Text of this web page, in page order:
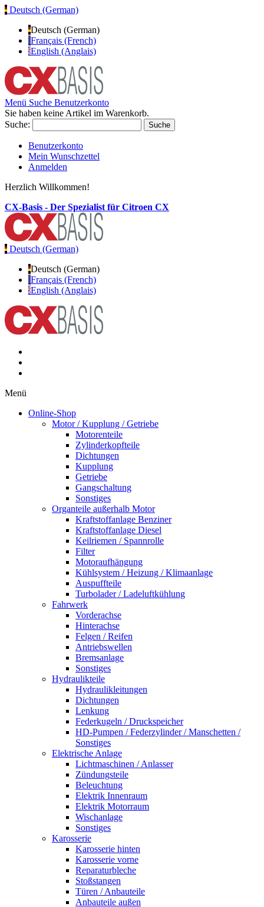
Deutsch (German)
Deutsch (German)
Français (French)
English (Anglais)
Menü Suche Benutzerkonto
Sie haben keine Artikel im Warenkorb.
Suche:
Suche
Benutzerkonto
Mein Wunschzettel
Anmelden
Herzlich Willkommen!
CX-Basis - Der Spezialist für Citroen CX
Deutsch (German)
Deutsch (German)
Français (French)
English (Anglais)
Menü
Online-Shop
Motor / Kupplung / Getriebe
Motorenteile
Zylinderkopfteile
Dichtungen
Kupplung
Getriebe
Gangschaltung
Sonstiges
Organteile außerhalb Motor
Kraftstoffanlage Benziner
Kraftstoffanlage Diesel
Keilriemen / Spannrolle
Filter
Motoraufhängung
Kühlsystem / Heizung / Klimaanlage
Auspuffteile
Turbolader / Ladeluftkühlung
Fahrwerk
Vorderachse
Hinterachse
Felgen / Reifen
Antriebswellen
Bremsanlage
Sonstiges
Hydraulikteile
Hydraulikleitungen
Dichtungen
Lenkung
Federkugeln / Druckspeicher
HD-Pumpen / Federzylinder / Manschetten /
Sonstiges
Elektrische Anlage
Lichtmaschinen / Anlasser
Zündungsteile
Beleuchtung
Elektrik Innenraum
Elektrik Motorraum
Wischanlage
Sonstiges
Karosserie
Karosserie hinten
Karosserie vorne
Reparaturbleche
Stoßstangen
Türen / Anbauteile
Anbauteile außen